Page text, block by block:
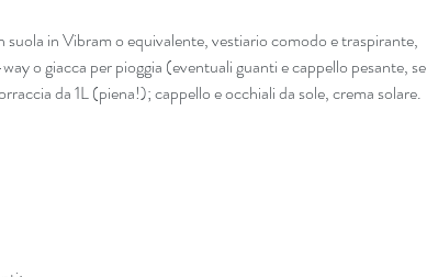
in Vibram o equivalente, vestiario comodo e traspirante,
o giacca per pioggia (eventuali guanti e cappello pesante, se
da 1L (piena!); cappello e occhiali da sole, crema solare.